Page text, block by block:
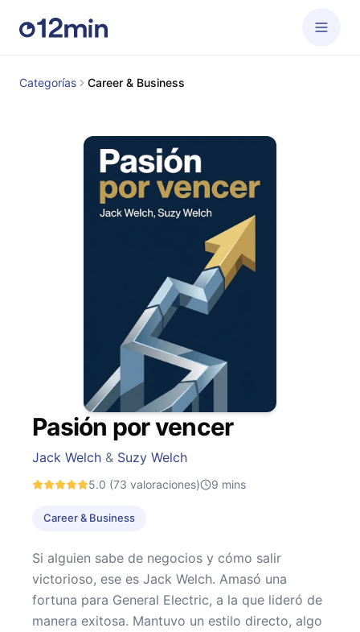
Categorías Career & Business
Pasión por vencer
Jack Welch & Suzy Welch
5.0 (73 valoraciones) 9 mins
Career & Business
Si alguien sabe de negocios y cómo salir
victorioso, ese es Jack Welch. Amasó una
fortuna para General Electric, a la que lideró de
manera exitosa. Mantuvo un estilo directo, algo